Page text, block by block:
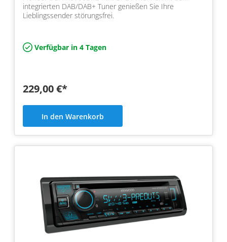
integrierten DAB/DAB+ Tuner genießen Sie Ihre
Lieblingssender störungsfrei.
Verfügbar in 4 Tagen
229,00 €*
In den Warenkorb